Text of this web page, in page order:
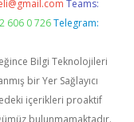
Teams:
606 0 726 Telegram:
Bilgi Teknolojileri
bir Yer Sağlayıcı
içerikleri proaktif
bulunmamaktadır.